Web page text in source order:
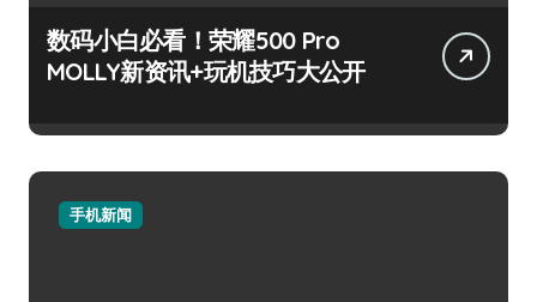
数码小白必看！荣耀500 Pro
MOLLY新资讯+玩机技巧大公开
手机新闻